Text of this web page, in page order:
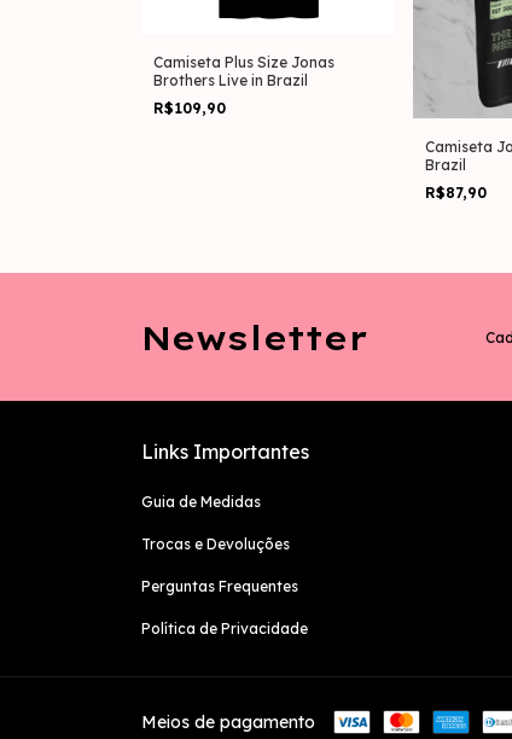
Camiseta Plus Size Jonas
Brothers Live in Brazil
R$109,90
Camiseta
Brazil
R$87,90
Newsletter
Links Importantes
Guia de Medidas
Trocas e Devoluções
Perguntas Frequentes
Política de Privacidade
Meios de pagamento